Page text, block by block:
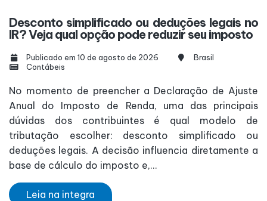
Desconto simplificado ou deduções legais no
IR? Veja qual opção pode reduzir seu imposto
Publicado em 10 de agosto de 2026
Brasil
Contábeis
No momento de preencher a Declaração de Ajuste
Anual do Imposto de Renda, uma das principais
dúvidas dos contribuintes é qual modelo de
tributação escolher: desconto simplificado ou
deduções legais. A decisão influencia diretamente a
base de cálculo do imposto e,...
Leia na integra